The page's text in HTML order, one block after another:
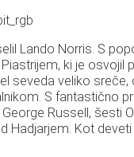
Lando Norris. S
ki je
seveda veliko
S fantastično
George Russell,
Hadjarjem. Kot